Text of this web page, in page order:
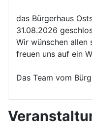
das Bürgerhaus
31.08.2026
Wir wünschen allen
freuen uns auf ein
Das Team vom